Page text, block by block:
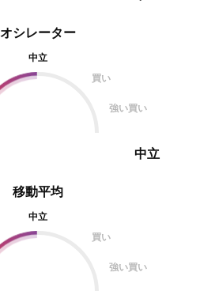
オシレーター
中立
買い
強い買い
中立
移動平均
中立
買い
強い買い